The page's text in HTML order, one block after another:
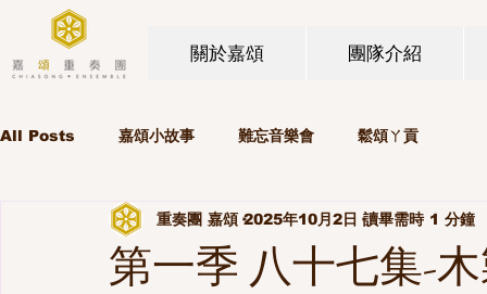
關於嘉頌 團隊介紹
All Posts 嘉頌小故事 難忘音樂會 鬆頌ㄚ貢
第一季 八十七集-
重奏團 嘉頌 2025年10月2日 讀畢需時 1 分鐘